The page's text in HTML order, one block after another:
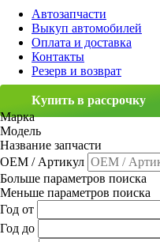
Автозапчасти
Выкуп автомобилей
Оплата и доставка
Контакты
Резерв и возврат
Купить в рассрочку
Марка
Модель
Название запчасти
OEM / Артикул
Больше параметров поиска
Меньше параметров поиска
Год от
Год до